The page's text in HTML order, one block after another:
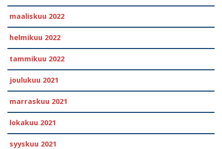
maaliskuu 2022
helmikuu 2022
tammikuu 2022
joulukuu 2021
marraskuu 2021
lokakuu 2021
syyskuu 2021